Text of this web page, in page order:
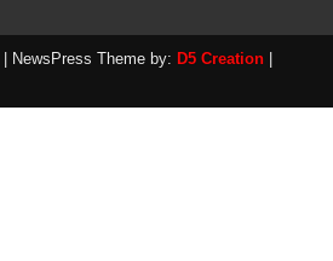
| NewsPress Theme by: D5 Creation